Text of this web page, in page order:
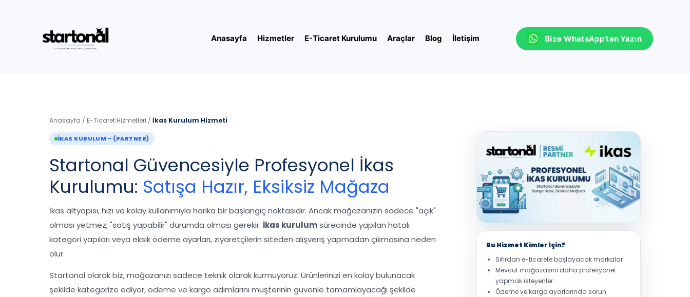
Anasayfa Hizmetler E-Ticaret Kurulumu Araçlar Blog İletişim Bize WhatsApp’tan Yazın
Anasayfa / E-Ticaret Hizmetleri / İkas Kurulum Hizmeti
İKAS KURULUM - (PARTNER)
Startonal Güvencesiyle Profesyonel İkas
Kurulumu: Satışa Hazır, Eksiksiz Mağaza
İkas altyapısı, hızı ve kolay kullanımıyla harika bir başlangıç noktasıdır. Ancak mağazanızın sadece "açık"
olması yetmez; "satış yapabilir" durumda olması gerekir. İkas kurulumsürecinde yapılan hatalı
kategori yapıları veya eksik ödeme ayarları, ziyaretçilerin siteden alışveriş yapmadan çıkmasına neden
olur.
Startonal olarak biz, mağazanızı sadece teknik olarak kurmuyoruz. Ürünlerinizi en kolay bulunacak
şekilde kategorize ediyor, ödeme ve kargo adımlarını müşterinin güvenle tamamlayacağı şekilde
Bu Hizmet Kimler İçin?
Sıfırdan e-ticarete başlayacak markalar
Mevcut mağazasını daha profesyonel
yapmak isteyenler
Ödeme ve kargo ayarlarında sorun